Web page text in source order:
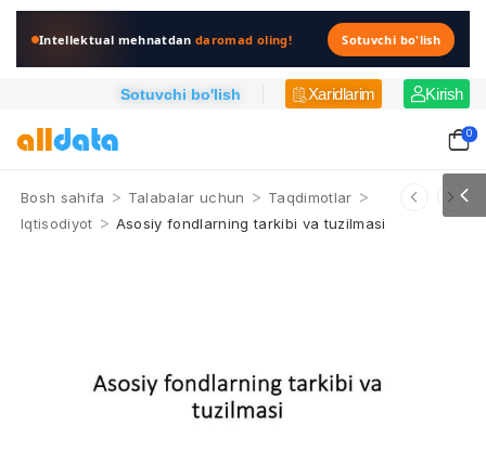
Intellektual mehnatdandaromad oling! Sotuvchi bo'lish
Sotuvchi bo'lish Xaridlarim Kirish
0
Bosh sahifa > Talabalar uchun > Taqdimotlar >
Iqtisodiyot > Asosiy fondlarning tarkibi va tuzilmasi